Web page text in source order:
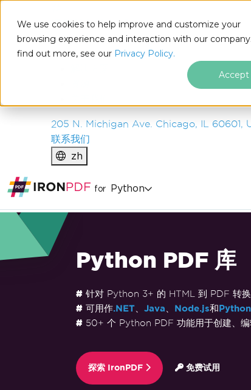
We use cookies to help improve and customize your
browsing experience and interaction with our
find out more, see our Privacy Policy.
Accept
IRONSOFTWARE
产品
企业
205 N. Michigan Ave. Chicago, IL 60601,
联系我们
zh
for Python
Python PDF 库
针对 Python 3+ 的 HTML 到 PDF 转
可用作.NET、 Java Node.js和 Python
50+ 个 Python PDF 功能用于创建、
探索 IronPDF 免费试用